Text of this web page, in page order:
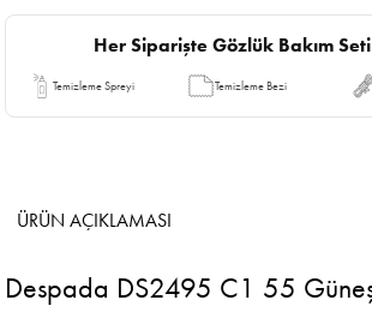
Her Siparişte Gözlük Bakım
Temizleme Spreyi Temizleme Bezi
ÜRÜN AÇIKLAMASI
Despada DS2495 C1 55